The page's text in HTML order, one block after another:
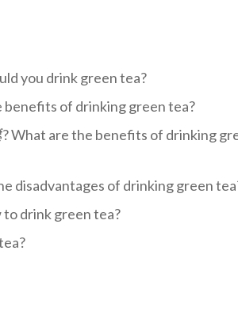
you drink green tea?
benefits of drinking green tea?
हैं? What are the benefits of drinking
disadvantages of drinking green
to drink green tea?